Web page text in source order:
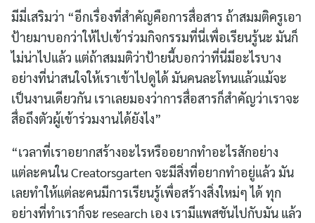
มีมี่เสริมว่า “อีกเรื่องที่สำคัญคือการสื่อสาร ถ้าสมมติครูเอา
ป้ายมาบอกว่าให้ไปเข้าร่วมกิจกรรมที่นี่เพื่อเรียนรู้นะ มันก็
ไม่น่าไปแล้ว แต่ถ้าสมมติว่าป้ายนี้บอกว่าที่นี่มีอะไรบาง
อย่างที่น่าสนใจให้เราเข้าไปดูได้ มันคนละโทนแล้วแม้จะ
เป็นงานเดียวกัน เราเลยมองว่าการสื่อสารก็สำคัญว่าเราจะ
สื่อถึงตัวผู้เข้าร่วมงานได้ยังไง”
“เวลาที่เราอยากสร้างอะไรหรืออยากทำอะไรสักอย่าง
แต่ละคนใน Creatorsgarten จะมีสิ่งที่อยากทำอยู่แล้ว มัน
เลยทำให้แต่ละคนมีการเรียนรู้เพื่อสร้างสิ่งใหม่ๆ ได้ ทุก
อย่างที่ทำเราก็จะ research เอง เรามีแพสชันไปกับมัน แล้ว